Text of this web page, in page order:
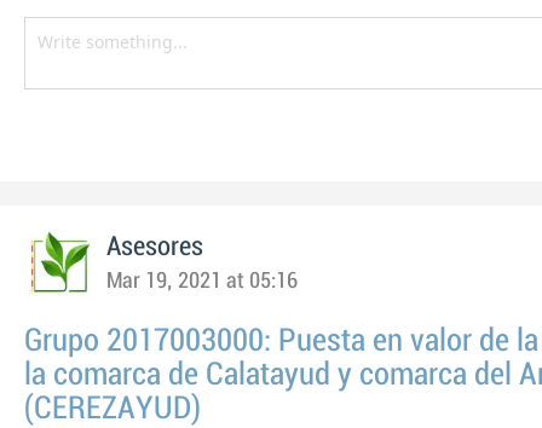
Asesores
Mar 19, 2021 at 05:16
Grupo 2017003000: Puesta en valor de
la comarca de Calatayud y comarca del
(CEREZAYUD)